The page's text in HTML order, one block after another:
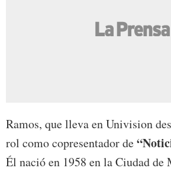
Ramos, que lleva en Univision
rol como copresentador de
Él nació en 1958 en la Ciudad de